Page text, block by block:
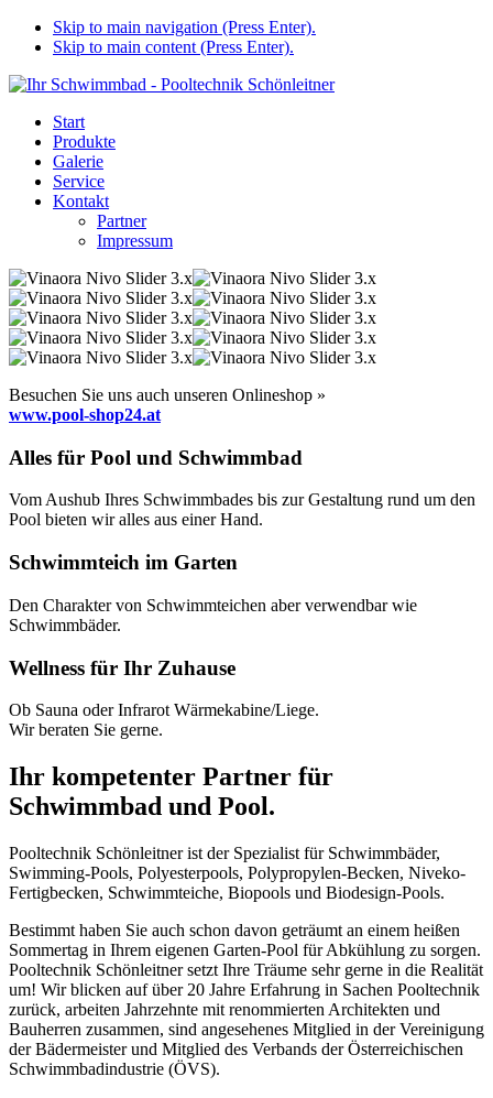
Skip to main navigation (Press Enter).
Skip to main content (Press Enter).
Start
Produkte
Galerie
Service
Kontakt
Partner
Impressum
Besuchen Sie uns auch unseren Onlineshop »
www.pool-shop24.at
Alles für Pool und Schwimmbad
Vom Aushub Ihres Schwimmbades bis zur Gestaltung rund um den
Pool bieten wir alles aus einer Hand.
Schwimmteich im Garten
Den Charakter von Schwimmteichen aber verwendbar wie
Schwimmbäder.
Wellness für Ihr Zuhause
Ob Sauna oder Infrarot Wärmekabine/Liege.
Wir beraten Sie gerne.
Ihr kompetenter Partner für
Schwimmbad und Pool.
Pooltechnik Schönleitner ist der Spezialist für Schwimmbäder,
Swimming-Pools, Polyesterpools, Polypropylen-Becken, Niveko-
Fertigbecken, Schwimmteiche, Biopools und Biodesign-Pools.
Bestimmt haben Sie auch schon davon geträumt an einem heißen
Sommertag in Ihrem eigenen Garten-Pool für Abkühlung zu sorgen.
Pooltechnik Schönleitner setzt Ihre Träume sehr gerne in die Realität
um! Wir blicken auf über 20 Jahre Erfahrung in Sachen Pooltechnik
zurück, arbeiten Jahrzehnte mit renommierten Architekten und
Bauherren zusammen, sind angesehenes Mitglied in der Vereinigung
der Bädermeister und Mitglied des Verbands der Österreichischen
Schwimmbadindustrie (ÖVS).